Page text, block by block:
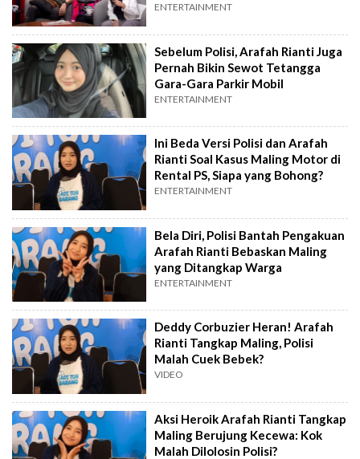
ENTERTAINMENT
Sebelum Polisi, Arafah Rianti Juga
Pernah Bikin Sewot Tetangga
Gara-Gara Parkir Mobil
ENTERTAINMENT
Ini Beda Versi Polisi dan Arafah
Rianti Soal Kasus Maling Motor di
Rental PS, Siapa yang Bohong?
ENTERTAINMENT
Bela Diri, Polisi Bantah Pengakuan
Arafah Rianti Bebaskan Maling
yang Ditangkap Warga
ENTERTAINMENT
Deddy Corbuzier Heran! Arafah
Rianti Tangkap Maling, Polisi
Malah Cuek Bebek?
VIDEO
Aksi Heroik Arafah Rianti Tangkap
Maling Berujung Kecewa: Kok
Malah Dilolosin Polisi?